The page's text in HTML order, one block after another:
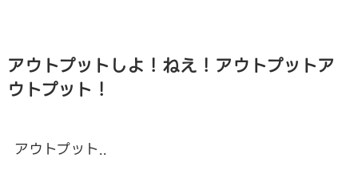
アウトプットしよ！ねえ！アウトプットア
ウトプット！
アウトプット..